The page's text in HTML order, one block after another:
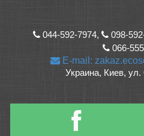
044-592-7974, 098-
066-
E-mail:
Украина, Киев,